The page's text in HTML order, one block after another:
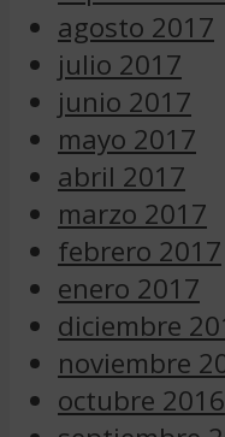
agosto 2017
julio 2017
junio 2017
mayo 2017
abril 2017
marzo 2017
febrero 2017
enero 2017
diciembre
noviembre
octubre 2016